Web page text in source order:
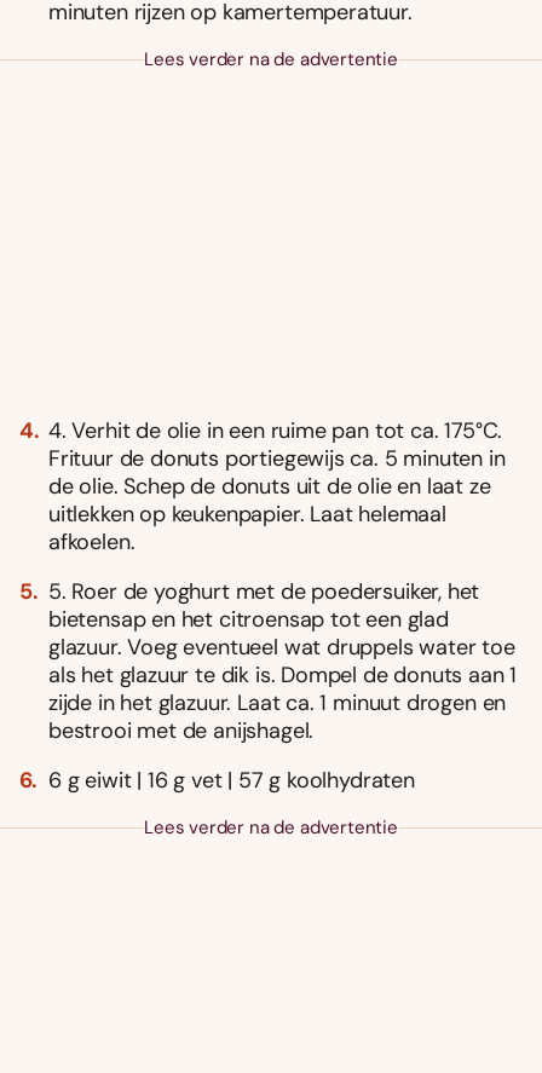
minuten rijzen op kamertemperatuur.
Lees verder na de advertentie
4. Verhit de olie in een ruime pan tot ca. 175°C.
Frituur de donuts portiegewijs ca. 5 minuten in
de olie. Schep de donuts uit de olie en laat ze
uitlekken op keukenpapier. Laat helemaal
afkoelen.
5. Roer de yoghurt met de poedersuiker, het
bietensap en het citroensap tot een glad
glazuur. Voeg eventueel wat druppels water toe
als het glazuur te dik is. Dompel de donuts aan 1
zijde in het glazuur. Laat ca. 1 minuut drogen en
bestrooi met de anijshagel.
6 g eiwit | 16 g vet | 57 g koolhydraten
Lees verder na de advertentie